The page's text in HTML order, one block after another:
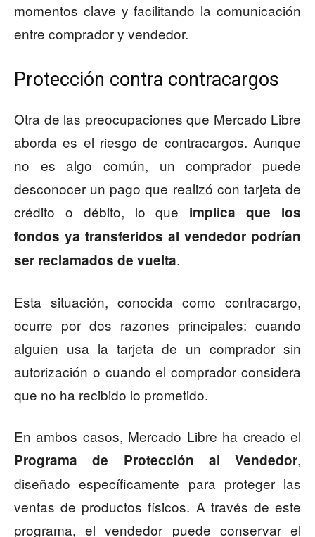
momentos clave y facilitando la comunicación
entre comprador y vendedor.
Protección contra contracargos
Otra de las preocupaciones que Mercado Libre
aborda es el riesgo de contracargos. Aunque
no es algo común, un comprador puede
desconocer un pago que realizó con tarjeta de
crédito o débito, lo que implica que los
fondos ya transferidos al vendedor podrían
ser reclamados de vuelta.
Esta situación, conocida como contracargo,
ocurre por dos razones principales: cuando
alguien usa la tarjeta de un comprador sin
autorización o cuando el comprador considera
que no ha recibido lo prometido.
En ambos casos, Mercado Libre ha creado el
Programa de Protección al Vendedor,
diseñado específicamente para proteger las
ventas de productos físicos. A través de este
programa, el vendedor puede conservar el